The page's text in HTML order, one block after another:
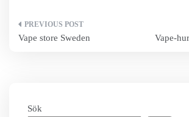
Inläggsnavigering
Vape store Sweden Vape-
Sök